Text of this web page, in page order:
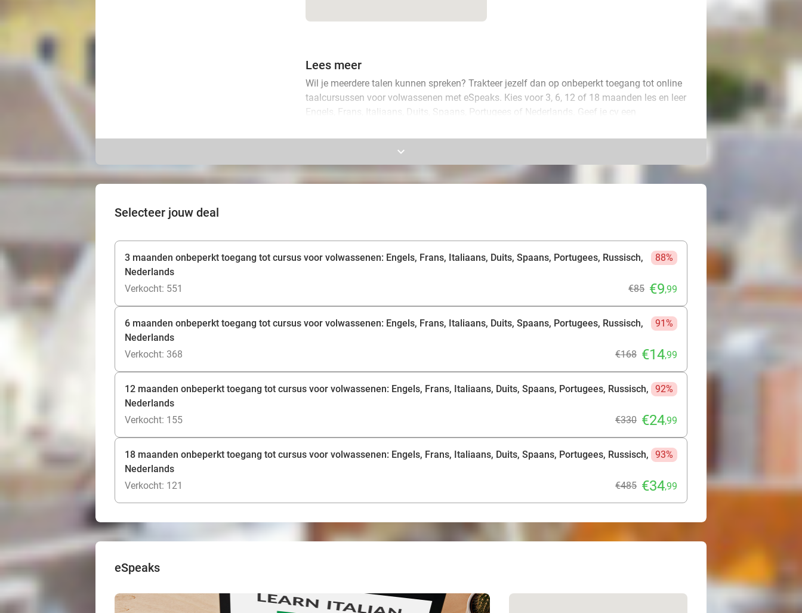
Lees meer
Wil je meerdere talen kunnen spreken? Trakteer jezelf dan op onbeperkt toegang tot online
taalcursussen voor volwassenen met eSpeaks. Kies voor 3, 6, 12 of 18 maanden les en leer
Engels, Frans, Italiaans, Duits, Spaans, Portugees of Nederlands. Geef je cv een
voor de lol!
Je leert in je eigen tempo, begeleid door gekwalificeerde, moedertaalsprekende docenten
van de beste scholen ter wereld. De innovatieve eSpeaks-methode integreert de vier
keyboard_arrow_down
Selecteer jouw deal
3 maanden onbeperkt toegang tot cursus voor volwassenen: Engels, Frans, Italiaans, Duits, Spaans, Portugees, Russisch,
Nederlands
88%
Verkocht: 551 €85 €9,99
6 maanden onbeperkt toegang tot cursus voor volwassenen: Engels, Frans, Italiaans, Duits, Spaans, Portugees, Russisch,
Nederlands
91%
Verkocht: 368 €168 €14,99
12 maanden onbeperkt toegang tot cursus voor volwassenen: Engels, Frans, Italiaans, Duits, Spaans, Portugees, Russisch,
Nederlands
92%
Verkocht: 155 €330 €24,99
18 maanden onbeperkt toegang tot cursus voor volwassenen: Engels, Frans, Italiaans, Duits, Spaans, Portugees, Russisch,
Nederlands
93%
Verkocht: 121 €485 €34,99
eSpeaks